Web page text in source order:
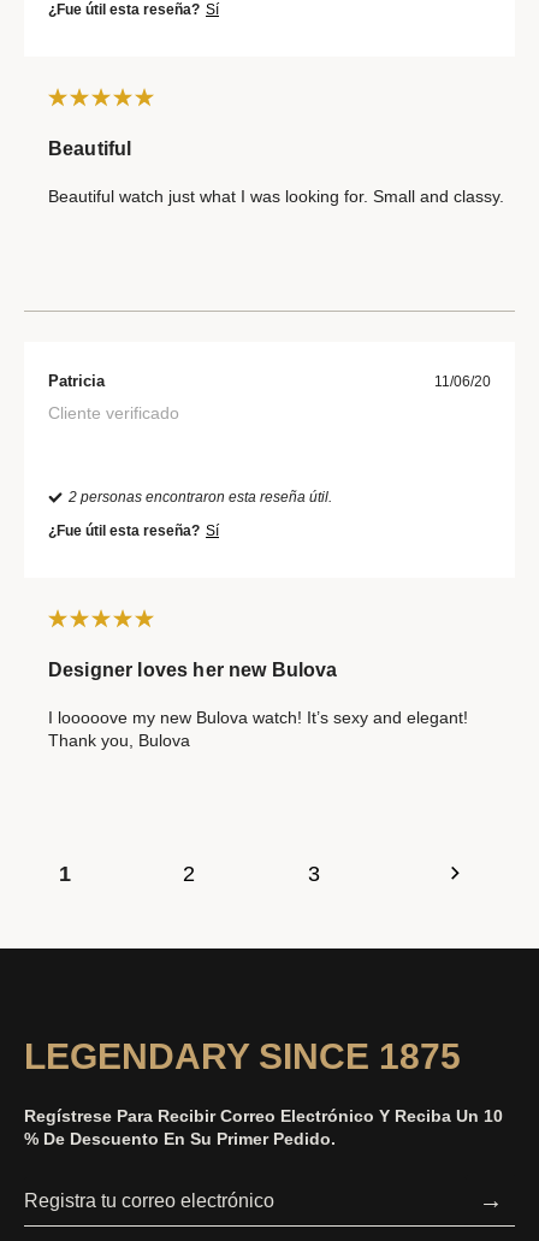
¿Fue útil esta reseña? Sí
Beautiful
Beautiful watch just what I was looking for. Small and classy.
Patricia 11/06/20
Cliente verificado
2 personas encontraron esta reseña útil.
¿Fue útil esta reseña? Sí
Designer loves her new Bulova
I looooove my new Bulova watch! It’s sexy and elegant!
Thank you, Bulova
1 2 3
LEGENDARY SINCE 1875
Regístrese Para Recibir Correo Electrónico Y Reciba Un 10
% De Descuento En Su Primer Pedido.
→